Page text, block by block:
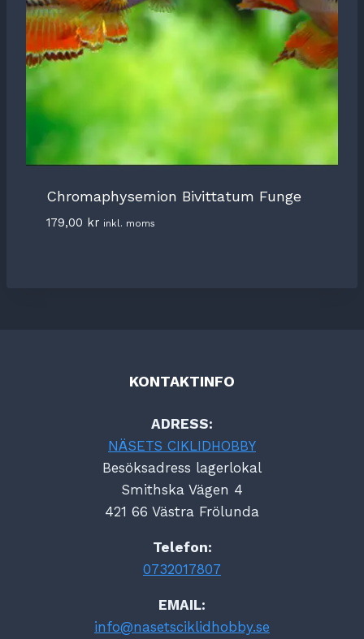
Chromaphysemion Bivittatum Funge
179,00 kr inkl. moms
KONTAKTINFO
ADRESS:
NÄSETS CIKLIDHOBBY
Besöksadress lagerlokal
Smithska Vägen 4
421 66 Västra Frölunda
Telefon:
0732017807
EMAIL:
info@nasetsciklidhobby.se